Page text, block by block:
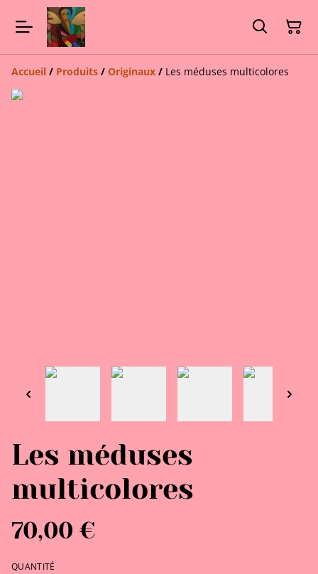
Accueil / Produits / Originaux / Les méduses multicolores
Les méduses
multicolores
70,00 €
QUANTITÉ